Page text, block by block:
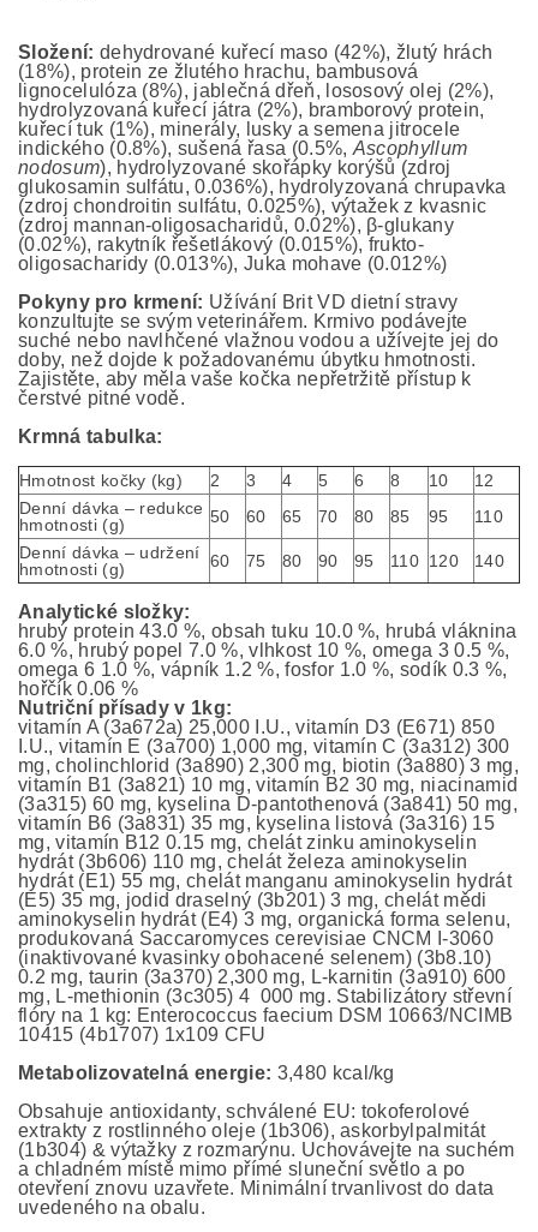
Složení: dehydrované kuřecí maso (42%), žlutý hrách
(18%), protein ze žlutého hrachu, bambusová
lignocelulóza (8%), jablečná dřeň, lososový olej (2%),
hydrolyzovaná kuřecí játra (2%), bramborový protein,
kuřecí tuk (1%), minerály, lusky a semena jitrocele
indického (0.8%), sušená řasa (0.5%, Ascophyllum
nodosum), hydrolyzované skořápky korýšů (zdroj
glukosamin sulfátu, 0.036%), hydrolyzovaná chrupavka
(zdroj chondroitin sulfátu, 0.025%), výtažek z kvasnic
(zdroj mannan-oligosacharidů, 0.02%), β-glukany
(0.02%), rakytník řešetlákový (0.015%), frukto-
oligosacharidy (0.013%), Juka mohave (0.012%)
Pokyny pro krmení: Užívání Brit VD dietní stravy
konzultujte se svým veterinářem. Krmivo podávejte
suché nebo navlhčené vlažnou vodou a užívejte jej do
doby, než dojde k požadovanému úbytku hmotnosti.
Zajistěte, aby měla vaše kočka nepřetržitě přístup k
čerstvé pitné vodě.
Krmná tabulka:
Hmotnost kočky (kg) 2 3 4 5 6 8 10
12
Denní dávka – redukce
hmotnosti (g)
50 60 65 70 80 85 95
110
Denní dávka – udržení
hmotnosti (g)
60 75 80 90 95 110 120 140
Analytické složky:
hrubý protein 43.0 %, obsah tuku 10.0 %, hrubá vláknina
6.0 %, hrubý popel 7.0 %, vlhkost 10 %, omega 3 0.5 %,
omega 6 1.0 %, vápník 1.2 %, fosfor 1.0 %, sodík 0.3 %,
hořčík 0.06 %
Nutriční přísady v 1kg:
vitamín A (3a672a) 25,000 I.U., vitamín D3 (E671) 850
I.U., vitamín E (3a700) 1,000 mg, vitamín C (3a312) 300
mg, cholinchlorid (3a890) 2,300 mg, biotin (3a880) 3 mg,
vitamín B1 (3a821) 10 mg, vitamín B2 30 mg, niacinamid
(3a315) 60 mg, kyselina D-pantothenová (3a841) 50 mg,
vitamín B6 (3a831) 35 mg, kyselina listová (3a316) 15
mg, vitamín B12 0.15 mg, chelát zinku aminokyselin
hydrát (3b606) 110 mg, chelát železa aminokyselin
hydrát (E1) 55 mg, chelát manganu aminokyselin hydrát
(E5) 35 mg, jodid draselný (3b201) 3 mg, chelát mědi
aminokyselin hydrát (E4) 3 mg, organická forma selenu,
produkovaná Saccaromyces cerevisiae CNCM I-3060
(inaktivované kvasinky obohacené selenem) (3b8.10)
0.2 mg, taurin (3a370) 2,300 mg, L-karnitin (3a910) 600
mg, L-methionin (3c305) 4 000 mg. Stabilizátory střevní
flóry na 1 kg: Enterococcus faecium DSM 10663/NCIMB
10415 (4b1707) 1x109 CFU
Metabolizovatelná energie: 3,480 kcal/kg
Obsahuje antioxidanty, schválené EU: tokoferolové
extrakty z rostlinného oleje (1b306), askorbylpalmitát
(1b304) & výtažky z rozmarýnu. Uchovávejte na suchém
a chladném místě mimo přímé sluneční světlo a po
otevření znovu uzavřete. Minimální trvanlivost do data
uvedeného na obalu.